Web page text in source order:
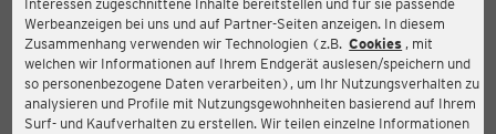
Interessen zugeschnittene Inhalte bereitstellen und für sie passende
Werbeanzeigen bei uns und auf Partner-Seiten anzeigen. In diesem
Zusammenhang verwenden wir Technologien (z.B. Cookies , mit
welchen wir Informationen auf Ihrem Endgerät auslesen/speichern und
so personenbezogene Daten verarbeiten), um Ihr Nutzungsverhalten zu
analysieren und Profile mit Nutzungsgewohnheiten basierend auf Ihrem
Surf- und Kaufverhalten zu erstellen. Wir teilen einzelne Informationen
ERNSTING'S FAMILY FILIALE
Kölner Str. 99
42651 Solingen